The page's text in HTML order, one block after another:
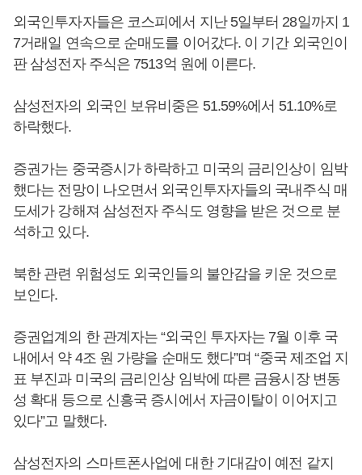
외국인투자자들은 코스피에서 지난 5일부터 28일까지 1
7거래일 연속으로 순매도를 이어갔다. 이 기간 외국인이
판 삼성전자 주식은 7513억 원에 이른다.
삼성전자의 외국인 보유비중은 51.59%에서 51.10%로
하락했다.
증권가는 중국증시가 하락하고 미국의 금리인상이 임박
했다는 전망이 나오면서 외국인투자자들의 국내주식 매
도세가 강해져 삼성전자 주식도 영향을 받은 것으로 분
석하고 있다.
북한 관련 위험성도 외국인들의 불안감을 키운 것으로
보인다.
증권업계의 한 관계자는 “외국인 투자자는 7월 이후 국
내에서 약 4조 원 가량을 순매도 했다”며 “중국 제조업 지
표 부진과 미국의 금리인상 임박에 따른 금융시장 변동
성 확대 등으로 신흥국 증시에서 자금이탈이 이어지고
있다”고 말했다.
삼성전자의 스마트폰사업에 대한 기대감이 예전 같지